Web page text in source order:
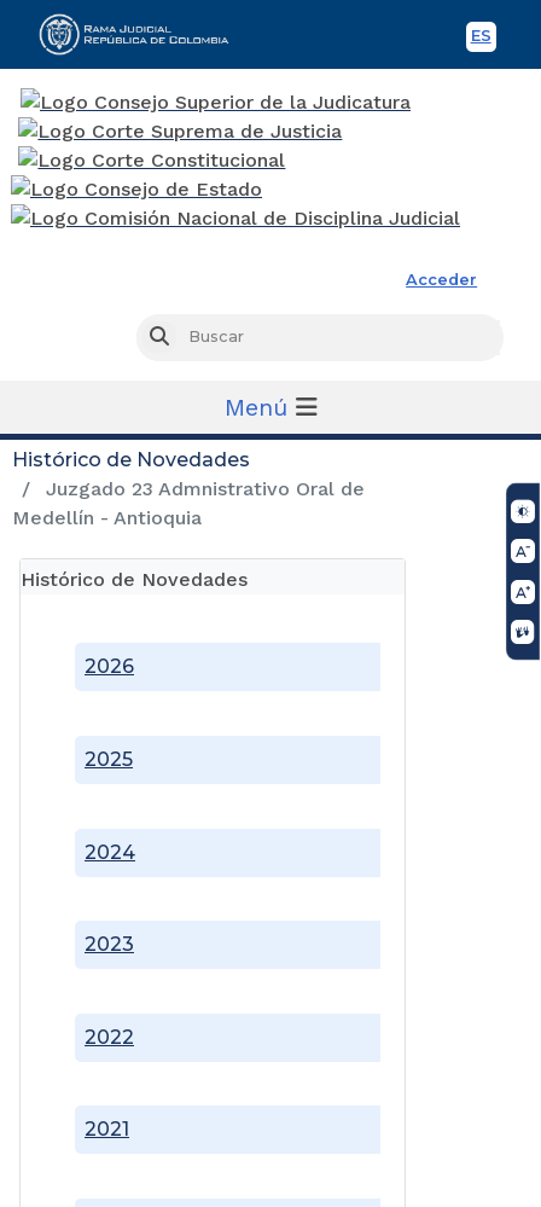
ES
Acceder
Buscar
Menú
Histórico de Novedades
Juzgado 23 Admnistrativo Oral de
Medellín - Antioquia
Histórico de Novedades
2021
2022
2023
2024
2025
2026